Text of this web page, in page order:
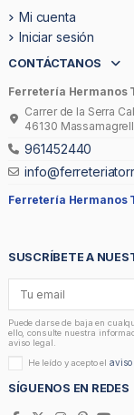
Mi cuenta
Iniciar sesión
CONTÁCTANOS
Ferretería Hermanos
Carrer de la Serra
46130
961452440
Ferretería Hermanos
SUSCRÍBETE A
Puede darse de baja en
ello, consulte nuestra
aviso legal.
He leído y acepto elaviso
SÍGUENOS EN REDES